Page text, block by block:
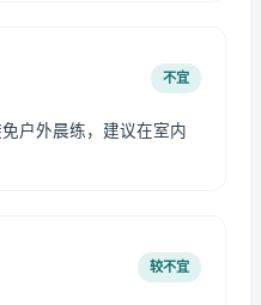
不宜
户外晨练，建议在室内
较不宜